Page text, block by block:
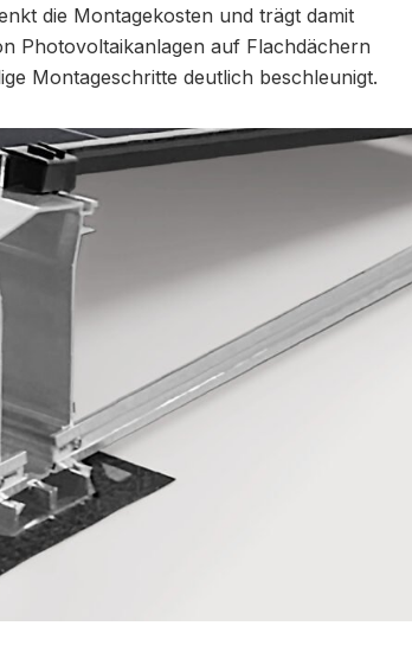
die Montagekosten und trägt damit
Photovoltaikanlagen auf Flachdächern
Montageschritte deutlich beschleunigt.